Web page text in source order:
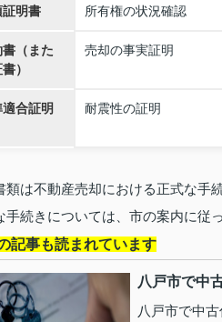
明書 所有権の状況確認
（また
）
売却の事実証明
合証明
耐震性の証明
類は不動産売却における正式な手
手続きについては、市の案内に従
記事も読まれています
八戸市で中
八戸市で中